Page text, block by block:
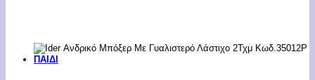
ΠΑΙΔΙ